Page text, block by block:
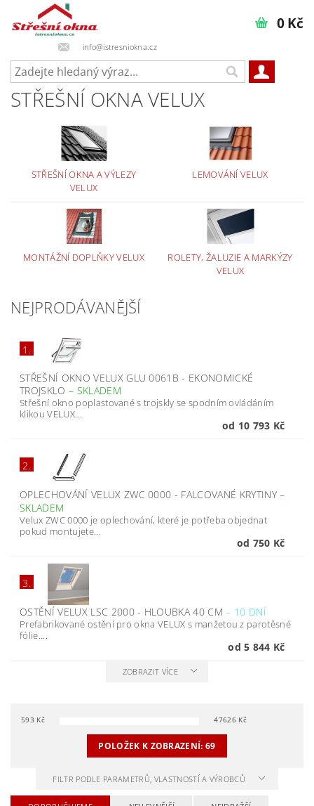
info@istresniokna.cz
0 Kč
STŘEŠNÍ OKNA VELUX
STŘEŠNÍ OKNA A VÝLEZY
VELUX
LEMOVÁNÍ VELUX
MONTÁŽNÍ DOPLŇKY VELUX
ROLETY, ŽALUZIE A MARKÝZY
VELUX
NEJPRODÁVANĚJŠÍ
1.
STŘEŠNÍ OKNO VELUX GLU 0061B - EKONOMICKÉ
TROJSKLO– SKLADEM
Střešní okno poplastované s trojskly se spodním ovládáním
klikou VELUX...
od 10 793 Kč
2.
OPLECHOVÁNÍ VELUX ZWC 0000 - FALCOVANÉ KRYTINY–
SKLADEM
Velux ZWC 0000 je oplechování, které je potřeba objednat
pokud montujete...
od 750 Kč
3.
OSTĚNÍ VELUX LSC 2000 - HLOUBKA 40 CM– 10 DNÍ
Prefabrikované ostění pro okna VELUX s manžetou z parotěsné
fólie....
od 5 844 Kč
ZOBRAZIT VÍCE
593 Kč 47626 Kč
POLOŽEK K ZOBRAZENÍ:69
FILTR PODLE PARAMETRŮ, VLASTNOSTÍ A VÝROBCŮ